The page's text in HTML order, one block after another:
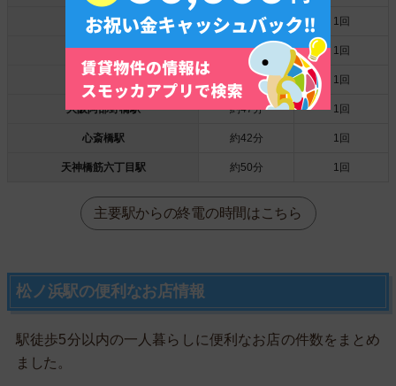
淀屋橋駅 約46分 1回
本町駅 約44分 1回
鶴橋駅 約46分 1回
大阪阿部野橋駅 約47分 1回
心斎橋駅 約42分 1回
天神橋筋六丁目駅 約50分 1回
主要駅からの終電の時間はこちら
松ノ浜駅の便利なお店情報
駅徒歩5分以内の一人暮らしに便利なお店の件数をまとめ
ました。